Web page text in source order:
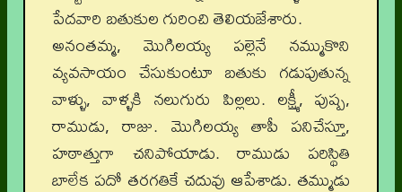
పేదవారి బతుకుల గురించి తెలియజేశారు.
అనంతమ్మ, మొగిలయ్య పల్లెనే నమ్ముకొని
వ్యవసాయం చేసుకుంటూ బతుకు గడుపుతున్న
వాళ్ళు, వాళ్ళకి నలుగురు పిల్లలు. లక్ష్మీ, పుష్ప,
రాముడు, రాజు. మొగిలయ్య తాపీ పనిచేస్తూ,
హఠాత్తుగా చనిపోయాడు. రాముడు పరిస్థితి
బాలేక పదో తరగతికే చదువు ఆపేశాడు. తమ్ముడు